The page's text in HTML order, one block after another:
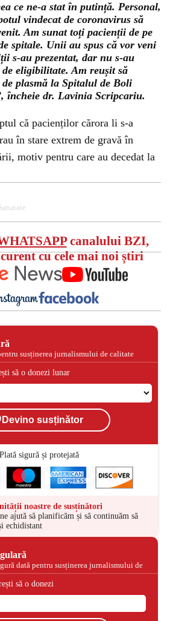
ce ne-a stat în putință. Personal,
vindecat de coronavirus să
Am sunat toți pacienții de pe
spitale. Unii au spus că vor veni
s-au prezentat, dar nu s-au
eligibilitate. Am reușit să
plasmă la Spitalul de Boli
încheie dr. Lavinia Scripcariu.
că pacienților cărora li s-a
în stare extrem de gravă în
motiv pentru care au decedat la
canalului BZI,
cu cele mai noi știri
susținerea jurnalismului de calitate
să o donezi lunar
Devino susținător
Plată sigură și protejată
noastre de susținători
ajută să planificăm și să continuăm să
echidistant
dată pentru susținerea jurnalismului de
să o donezi